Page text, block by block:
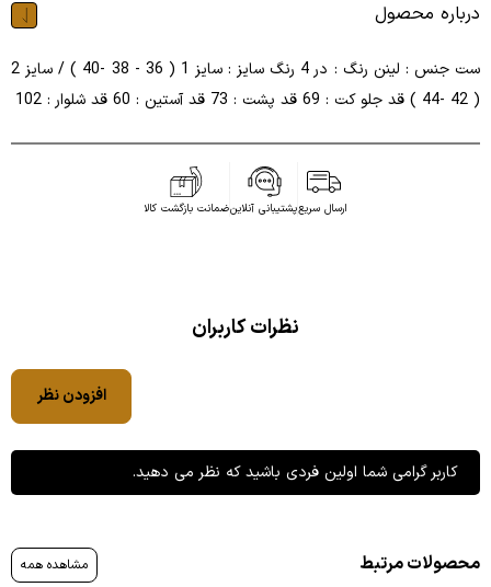
درباره محصول
ست جنس : لینن رنگ : در 4 رنگ سایز : سایز 1 ( 36 - 38 -40 ) / سایز 2
( 42 -44 ) قد جلو کت : 69 قد پشت : 73 قد آستین : 60 قد شلوار : 102
ارسال سریعپشتیبانی آنلاینضمانت بازگشت کالا
نظرات کاربران
افزودن نظر
کاربر گرامی شما اولین فردی باشید که نظر می دهید.
محصولات مرتبط مشاهده همه